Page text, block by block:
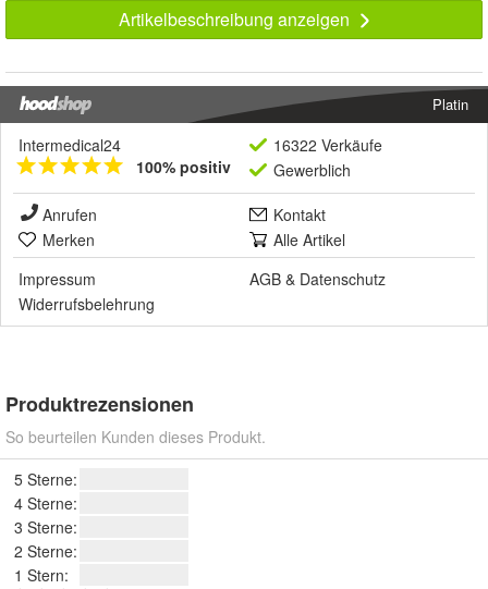
Artikelbeschreibung anzeigen
Platin
Intermedical24
100% positiv
16322 Verkäufe
Gewerblich
Anrufen
Kontakt
Merken
Alle Artikel
Impressum
AGB & Datenschutz
Widerrufsbelehrung
Produktrezensionen
So beurteilen Kunden dieses Produkt.
5 Sterne:
4 Sterne:
3 Sterne:
2 Sterne:
1 Stern: